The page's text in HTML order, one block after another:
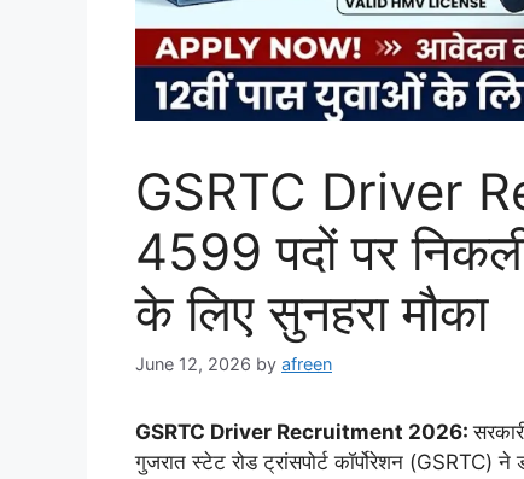
GSRTC Driver
4599 पदों पर
के लिए सुनहरा मौका
June 12, 2026 by afreen
GSRTC Driver Recruitment 2026:
गुजरात स्टेट रोड ट्रांसपोर्ट कॉर्पोरेशन (GSRTC) ने